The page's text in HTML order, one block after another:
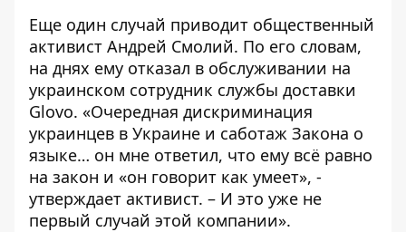
Еще один случай приводит общественный
активист Андрей Смолий. По его словам,
на днях ему отказал в обслуживании на
украинском сотрудник службы доставки
Glovo. «Очередная дискриминация
украинцев в Украине и саботаж Закона о
языке… он мне ответил, что ему всё равно
на закон и «он говорит как умеет», -
утверждает активист. – И это уже не
первый случай этой компании».